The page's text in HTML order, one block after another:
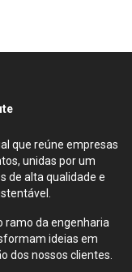
que reúne empresas
unidas por um
de alta qualidade e
ramo da engenharia
ideias em
dos nossos clientes.